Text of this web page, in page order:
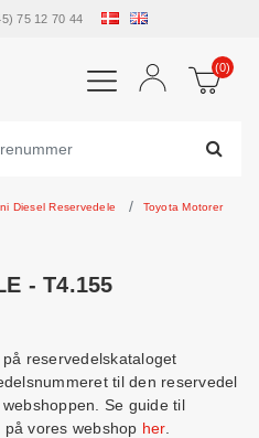
75 12 70 44
(0)
Diesel Reservedele
Toyota Motorer
- T4.155
reservedelskataloget
til den reservedel
Se guide til
vores webshop her.